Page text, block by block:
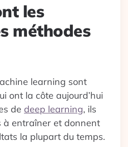
les
méthodes
learning sont
ont la côte aujourd’hui
de deep learning, ils
à entraîner et donnent
la plupart du temps.